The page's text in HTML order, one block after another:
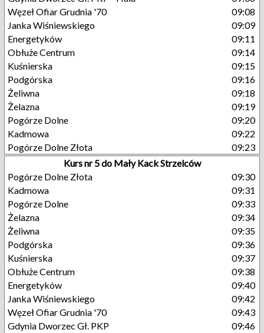
Węzeł Ofiar Grudnia '70
09:08
Janka Wiśniewskiego
09:09
Energetyków
09:11
Obłuże Centrum
09:14
Kuśnierska
09:15
Podgórska
09:16
Żeliwna
09:18
Żelazna
09:19
Pogórze Dolne
09:20
Kadmowa
09:22
Pogórze Dolne Złota
09:23
Kurs nr 5 do Mały Kack Strzelców
Pogórze Dolne Złota
09:30
Kadmowa
09:31
Pogórze Dolne
09:33
Żelazna
09:34
Żeliwna
09:35
Podgórska
09:36
Kuśnierska
09:37
Obłuże Centrum
09:38
Energetyków
09:40
Janka Wiśniewskiego
09:42
Węzeł Ofiar Grudnia '70
09:43
Gdynia Dworzec Gł. PKP
09:46